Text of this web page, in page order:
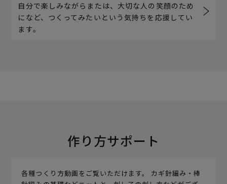
自分で楽しみながらまたは、大切な人の笑顔のため
になど、つくってみたいという気持ちを応援してい
ます。
作り方サポート
各種つくり方動画をご覧いただけます。 カギ針編み・棒